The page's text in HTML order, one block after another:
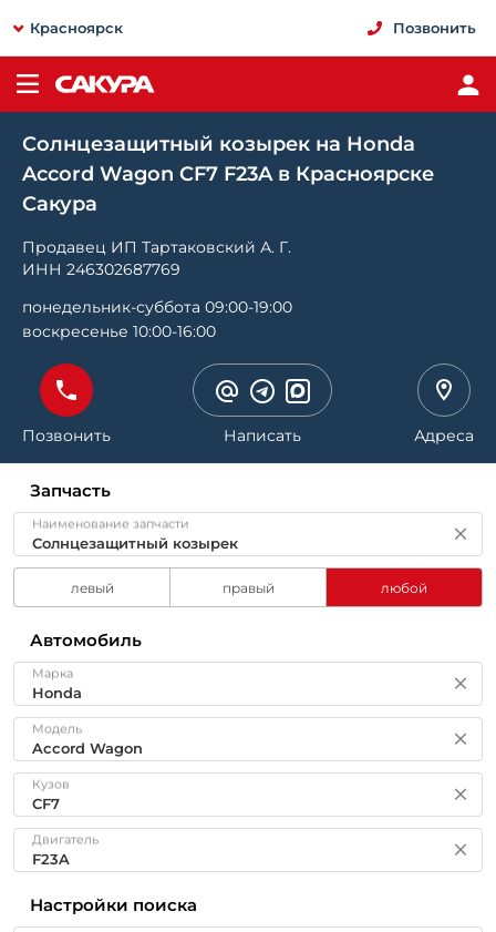
Красноярск Позвонить
Солнцезащитный козырек на Honda
Accord Wagon CF7 F23A в Красноярске
Сакура
Продавец ИП Тартаковский А. Г.
ИНН 246302687769
понедельник-суббота 09:00-19:00
воскресенье 10:00-16:00
Позвонить Написать Адреса
Запчасть
Наименование запчасти
левый правый любой
Автомобиль
Марка
Модель
Кузов
Двигатель
Настройки поиска